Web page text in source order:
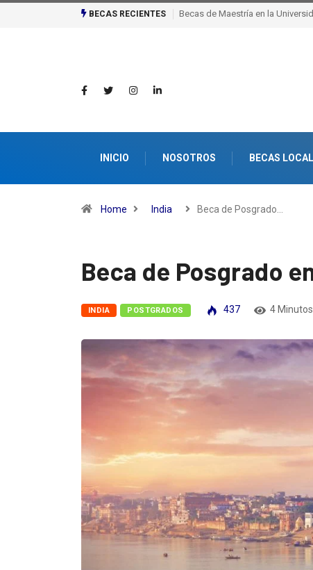
BECAS RECIENTES Becas de excelencia de la
INICIO NOSOTROS BECAS
Home India Beca de Posgrado…
Beca de Posgrado
INDIA POSTGRADOS 437 4